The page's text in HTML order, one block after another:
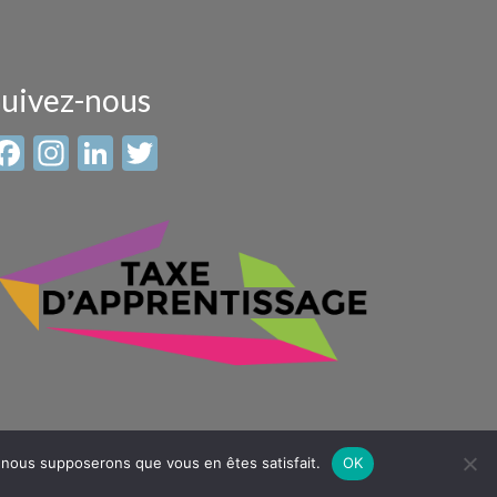
nous
Facebook
Instagram
LinkedIn
supposerons que vous en êtes satisfait. OK